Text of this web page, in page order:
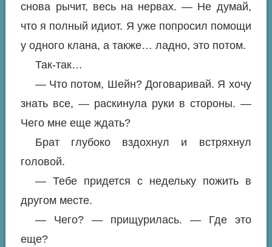
снова рычит, весь на нервах. — Не думай,
что я полный идиот. Я уже попросил помощи
у одного клана, а также… ладно, это потом.
Так-так…
— Что потом, Шейн? Договаривай. Я хочу
знать все, — раскинула руки в стороны. —
Чего мне еще ждать?
Брат глубоко вздохнул и встряхнул
головой.
— Тебе придется с недельку пожить в
другом месте.
— Чего? — прищурилась. — Где это
еще?